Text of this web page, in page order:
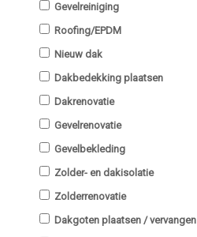
Gevelreiniging
Roofing/EPDM
Nieuw dak
Dakbedekking plaatsen
Dakrenovatie
Gevelrenovatie
Gevelbekleding
Zolder- en dakisolatie
Zolderrenovatie
Dakgoten plaatsen / vervangen